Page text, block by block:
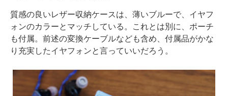
質感の良いレザー収納ケースは、薄いブルーで、イヤフ
ォンのカラーとマッチしている。これとは別に、ポーチ
も付属。前述の変換ケーブルなども含め、付属品がかな
り充実したイヤフォンと言っていいだろう。